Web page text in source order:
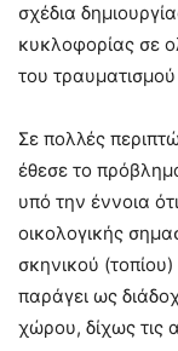
σχέδια
κυκλοφορίας σε
του
Σε πολλές
έθεσε το
υπό την έννοια
οικολογικής
σκηνικού
παράγει ως
χώρου, δίχως τις